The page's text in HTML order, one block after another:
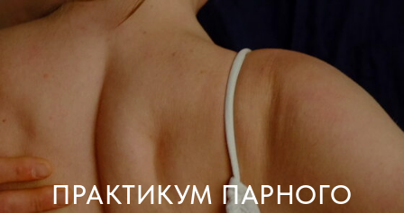
ПРАКТИКУМ ПАРНОГО